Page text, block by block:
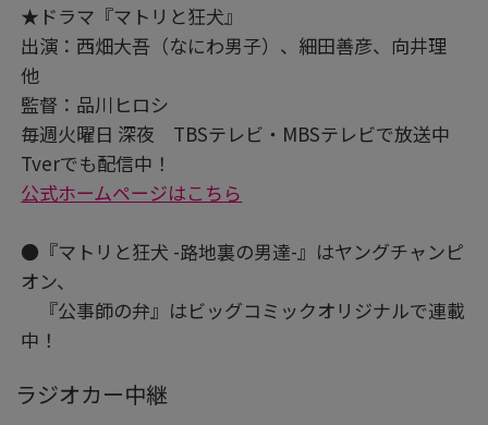
★ドラマ『マトリと狂犬』
出演：西畑大吾（なにわ男子）、細田善彦、向井理
他
監督：品川ヒロシ
毎週火曜日 深夜 TBSテレビ・MBSテレビで放送中
Tverでも配信中！
公式ホームページはこちら
●『マトリと狂犬 -路地裏の男達-』はヤングチャンピ
オン、
『公事師の弁』はビッグコミックオリジナルで連載
中！
ラジオカー中継